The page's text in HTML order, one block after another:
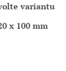
variantu
x 100 mm